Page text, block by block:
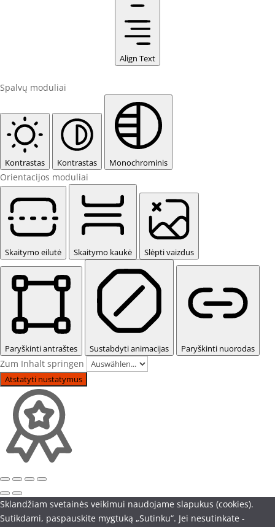
Align Text
Spalvų moduliai
Kontrastas Kontrastas Monochrominis
Orientacijos moduliai
Skaitymo eilutė Skaitymo kaukė Slėpti vaizdus
Paryškinti antraštes Sustabdyti animacijas Paryškinti nuorodas
Zum Inhalt springen
Atstatyti nustatymus
Sklandžiam svetainės veikimui naudojame slapukus (cookies).
Sutikdami, paspauskite mygtuką „Sutinku“. Jei nesutinkate -